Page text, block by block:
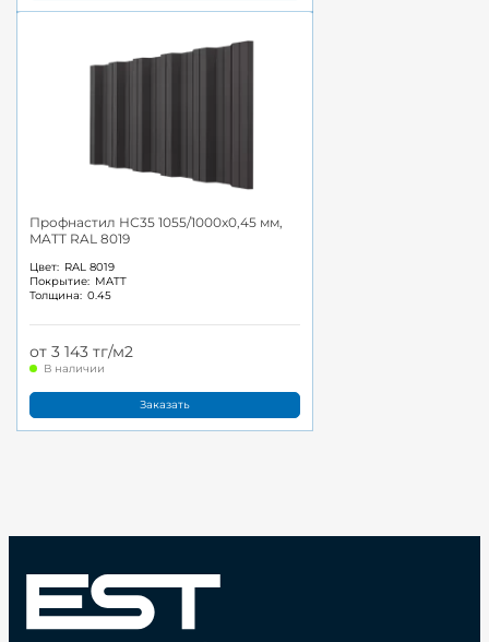
Профнастил НС35 1055/1000x0,45 мм,
MATT RAL 8019
Цвет: RAL 8019
Покрытие: MATT
Толщина: 0.45
от 3 143 тг/м2
В наличии
Заказать